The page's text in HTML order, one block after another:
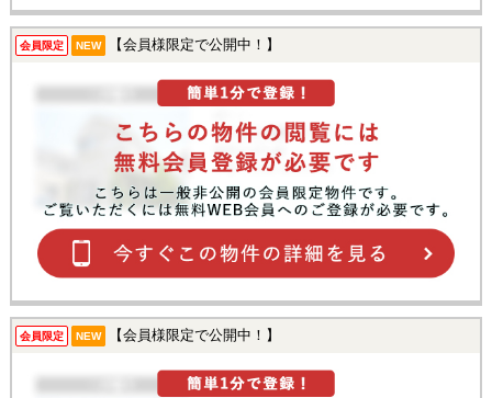
会員限定 NEW 【会員様限定で公開中！】
会員限定 NEW 【会員様限定で公開中！】